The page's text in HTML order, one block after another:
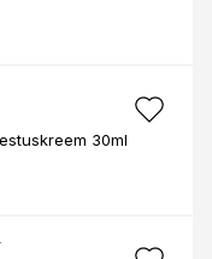
30ml